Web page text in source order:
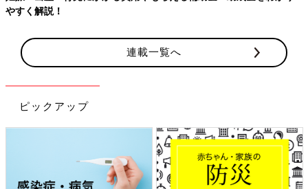
やすく解説！
連載一覧へ
ピックアップ